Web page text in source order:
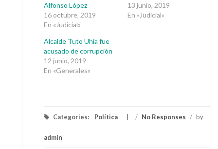
Alfonso López
16 octubre, 2019
En «Judicial»
13 junio, 2019
En «Judicial»
Alcalde Tuto Uhía fue
acusado de corrupción
12 junio, 2019
En «Generales»
Categories: Política / No Responses / by
admin